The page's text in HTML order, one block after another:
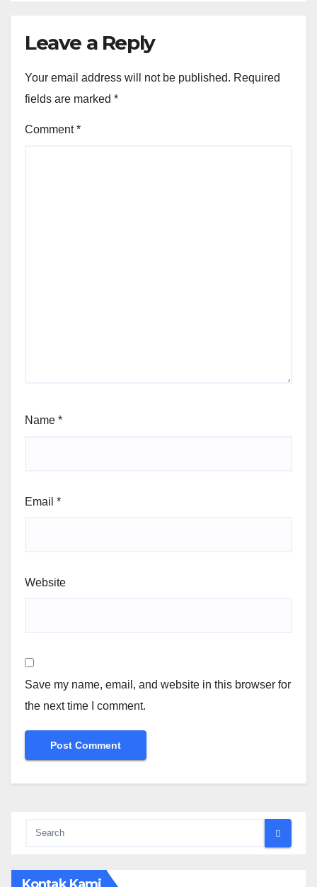
Leave a Reply
Your email address will not be published. Required
fields are marked *
Comment*
Name *
Email *
Website
Save my name, email, and website in this browser for
the next time I comment.